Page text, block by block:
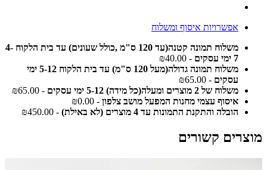
אפשרויות איסוף ומשלוח
משלוח תמונה קטנה(עד 120 ס"מ ,כולל שעונים) עד בית הלקוח 4-
7 ימי עסקים
- ₪40.00
משלוח תמונה גדולה(מעל 120 ס"מ) עד בית הלקוח 5-12 ימי
עסקים - ₪65.00
משלוח של 2 מוצרים ומעלה(כל מידה) 5-12 ימי עסקים
- ₪65.00
איסוף עצמי מחנות המפעל מושב צלפון - ₪0.00
הובלה והתקנת התמונות עד 4 מוצרים (לא באילת)
- ₪450.00
מוצרים קשורים